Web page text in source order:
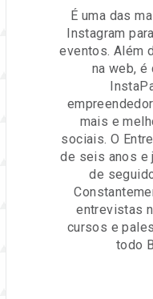
É uma das
Instagram
eventos. Além
na web, é
mais e
sociais. O
de seis anos e
de
entrevistas
cursos e
todo